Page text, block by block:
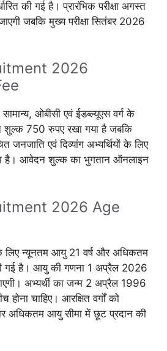
की गई है। प्रारंभिक परीक्षा अगस्त
जबकि मुख्य परीक्षा सितंबर 2026
2026
ओबीसी एवं ईडब्ल्यूएस वर्ग के
शुल्क 750 रुपए रखा गया है जबकि
एवं दिव्यांग अभ्यर्थियों के लिए
है। आवेदन शुल्क का भुगतान ऑनलाइन
2026 Age
लिए न्यूनतम आयु 21 वर्ष और अधिकतम
गई है। आयु की गणना 1 अप्रैल 2026
अभ्यर्थी का जन्म 2 अप्रैल 1996
चाहिए। आरक्षित वर्गों को
अधिकतम आयु सीमा में छूट प्रदान की